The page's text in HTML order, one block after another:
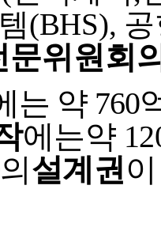
(BHS),
문위원회
는 약 760
에는약
의 설계권